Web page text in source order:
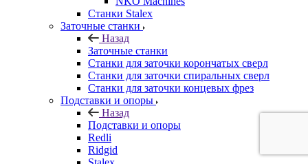
Станки Stalex
Заточные станки
Назад
Заточные станки
Станки для заточки корончатых сверл
Станки для заточки спиральных сверл
Станки для заточки концевых фрез
Подставки и опоры
Назад
Подставки и опоры
Redli
Ridgid